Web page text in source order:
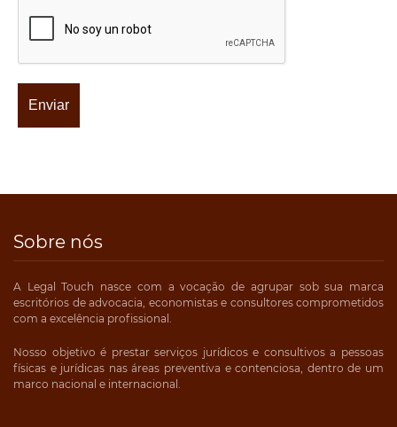
Sobre nós
A Legal Touch nasce com a vocação de agrupar sob sua marca
escritórios de advocacia, economistas e consultores comprometidos
com a excelência profissional.
Nosso objetivo é prestar serviços jurídicos e consultivos a pessoas
físicas e jurídicas nas áreas preventiva e contenciosa, dentro de um
marco nacional e internacional.